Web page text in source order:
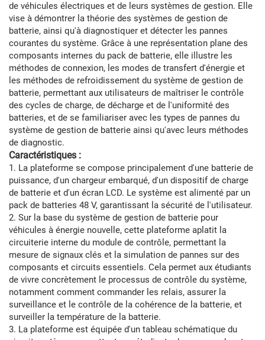
de véhicules électriques et de leurs systèmes de gestion. Elle
vise à démontrer la théorie des systèmes de gestion de
batterie, ainsi qu'à diagnostiquer et détecter les pannes
courantes du système. Grâce à une représentation plane des
composants internes du pack de batterie, elle illustre les
méthodes de connexion, les modes de transfert d'énergie et
les méthodes de refroidissement du système de gestion de
batterie, permettant aux utilisateurs de maîtriser le contrôle
des cycles de charge, de décharge et de l'uniformité des
batteries, et de se familiariser avec les types de pannes du
système de gestion de batterie ainsi qu'avec leurs méthodes
de diagnostic.
Caractéristiques :
1. La plateforme se compose principalement d'une batterie de
puissance, d'un chargeur embarqué, d'un dispositif de charge
de batterie et d'un écran LCD. Le système est alimenté par un
pack de batteries 48 V, garantissant la sécurité de l'utilisateur.
2. Sur la base du système de gestion de batterie pour
véhicules à énergie nouvelle, cette plateforme aplatit la
circuiterie interne du module de contrôle, permettant la
mesure de signaux clés et la simulation de pannes sur des
composants et circuits essentiels. Cela permet aux étudiants
de vivre concrètement le processus de contrôle du système,
notamment comment commander les relais, assurer la
surveillance et le contrôle de la cohérence de la batterie, et
surveiller la température de la batterie.
3. La plateforme est équipée d'un tableau schématique du